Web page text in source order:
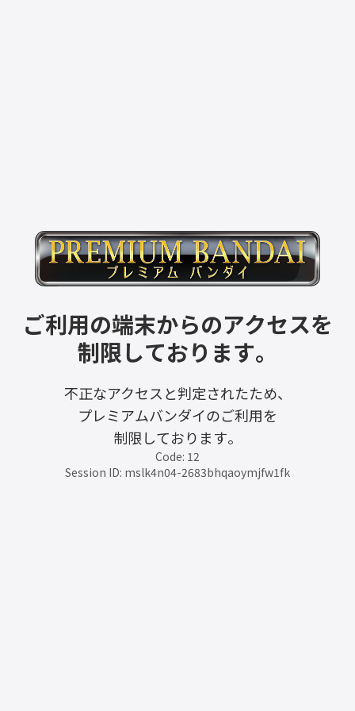
ご利用の端末からのアクセスを
制限しております。
不正なアクセスと判定されたため、
プレミアムバンダイのご利用を
制限しております。
Code: 12
Session ID: mslk4n04-2683bhqaoymjfw1fk